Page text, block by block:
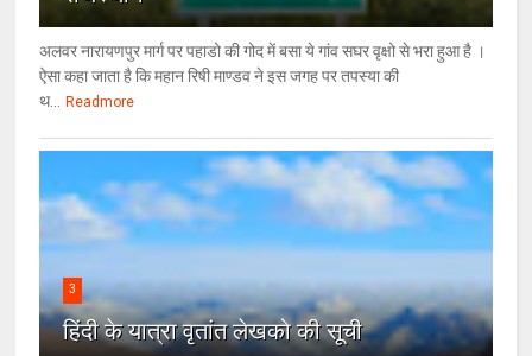
अलवर नारायणपुर मार्ग पर पहाडो की गोद में बसा ये गांव सघर वृक्षो से भरा हुआ है ।
ऐसा कहा जाता है कि महान रिषी माण्डव ने इस जगह पर तपस्या की
थ...
Readmore
3
हिंदी के यात्रा वृतांत लेखको की सूची